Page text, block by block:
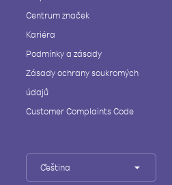
Centrum značek
Kariéra
Podmínky a zásady
Zásady ochrany soukromých
údajů
Customer Complaints Code
Čeština